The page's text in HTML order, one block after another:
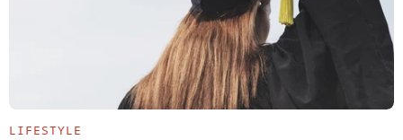
LIFESTYLE